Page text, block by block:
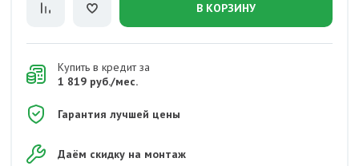
В КОРЗИНУ
Купить в кредит за
1 819 руб./мес.
Гарантия лучшей цены
Даём скидку на монтаж